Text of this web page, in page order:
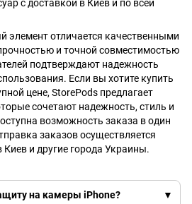
с доставкой в Киев и по всей
отличается качественными
и точной совместимостью
подтверждают надежность
Если вы хотите купить
цене, StorePods предлагает
сочетают надежность, стиль и
возможность заказа в один
заказов осуществляется
и другие города Украины.
на камеры iPhone?